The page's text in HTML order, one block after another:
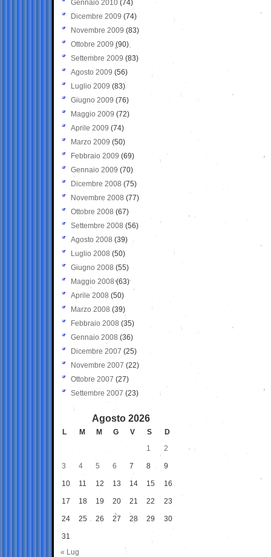
Gennaio 2010 (74)
Dicembre 2009 (74)
Novembre 2009 (83)
Ottobre 2009 (90)
Settembre 2009 (83)
Agosto 2009 (56)
Luglio 2009 (83)
Giugno 2009 (76)
Maggio 2009 (72)
Aprile 2009 (74)
Marzo 2009 (50)
Febbraio 2009 (69)
Gennaio 2009 (70)
Dicembre 2008 (75)
Novembre 2008 (77)
Ottobre 2008 (67)
Settembre 2008 (56)
Agosto 2008 (39)
Luglio 2008 (50)
Giugno 2008 (55)
Maggio 2008(63)
Aprile 2008 (50)
Marzo 2008 (39)
Febbraio 2008 (35)
Gennaio 2008 (36)
Dicembre 2007 (25)
Novembre 2007 (22)
Ottobre 2007 (27)
Settembre 2007 (23)
Agosto 2026
L M M G V S
D
1
2
3 4 5 6 7 8 9
10 11 12 13 14 15 16
17 18 19 20 21 22 23
24 25 26 27 28 29 30
31
« Lug